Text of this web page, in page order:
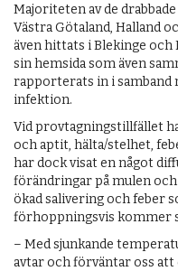
Majoriteten av de
Västra Götaland, Halland
även hittats i Blekinge och
sin hemsida som även
rapporterats in i samband
infektion.
Vid provtagningstillfället
och aptit, hälta/stelhet,
har dock visat en något
förändringar på mulen
ökad salivering och feber
förhoppningsvis kommer
– Med sjunkande
avtar och förväntar oss